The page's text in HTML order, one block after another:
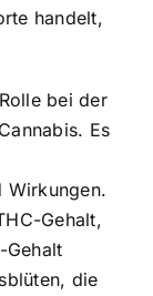
handelt,
bei der
Es
Wirkungen.
Gehalt,
Gehalt
die